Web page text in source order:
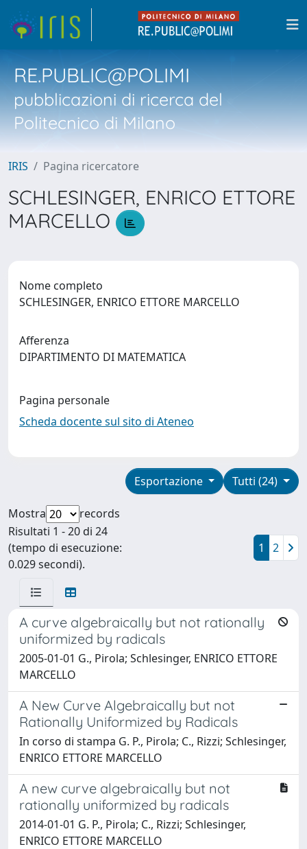
RE.PUBLIC@POLIMI
pubblicazioni di ricerca del
Politecnico di Milano
IRIS Pagina ricercatore
SCHLESINGER, ENRICO ETTORE
MARCELLO
Nome completo
SCHLESINGER, ENRICO ETTORE MARCELLO
Afferenza
DIPARTIMENTO DI MATEMATICA
Pagina personale
Scheda docente sul sito di Ateneo
Tutti (24)
Esportazione
Mostra
records
Risultati 1 - 20 di 24
(tempo di esecuzione:
0.029 secondi).
1 2
A curve algebraically but not rationally
uniformized by radicals
2005-01-01 G., Pirola; Schlesinger, ENRICO ETTORE
MARCELLO
A New Curve Algebraically but not
Rationally Uniformized by Radicals
In corso di stampa G. P., Pirola; C., Rizzi; Schlesinger,
ENRICO ETTORE MARCELLO
A new curve algebraically but not
rationally uniformized by radicals
2014-01-01 G. P., Pirola; C., Rizzi; Schlesinger,
ENRICO ETTORE MARCELLO